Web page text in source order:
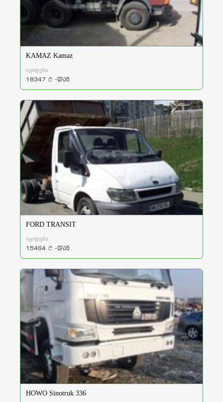
KAMAZ Kamaz
იყიდება
18347 a -დან
FORD TRANSIT
იყიდება
15464 a -დან
HOWO Sinotruk 336